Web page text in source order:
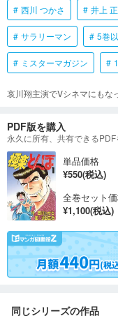
西川 つかさ 井上
サラリーマン 5巻
ミスターマガジン
哀川翔主演でVシネマにもな
PDF版を購入
永久に所有、共有できる
単品価格
¥550(税込)
全巻セット
¥1,100(税込)
同じシリーズの作品